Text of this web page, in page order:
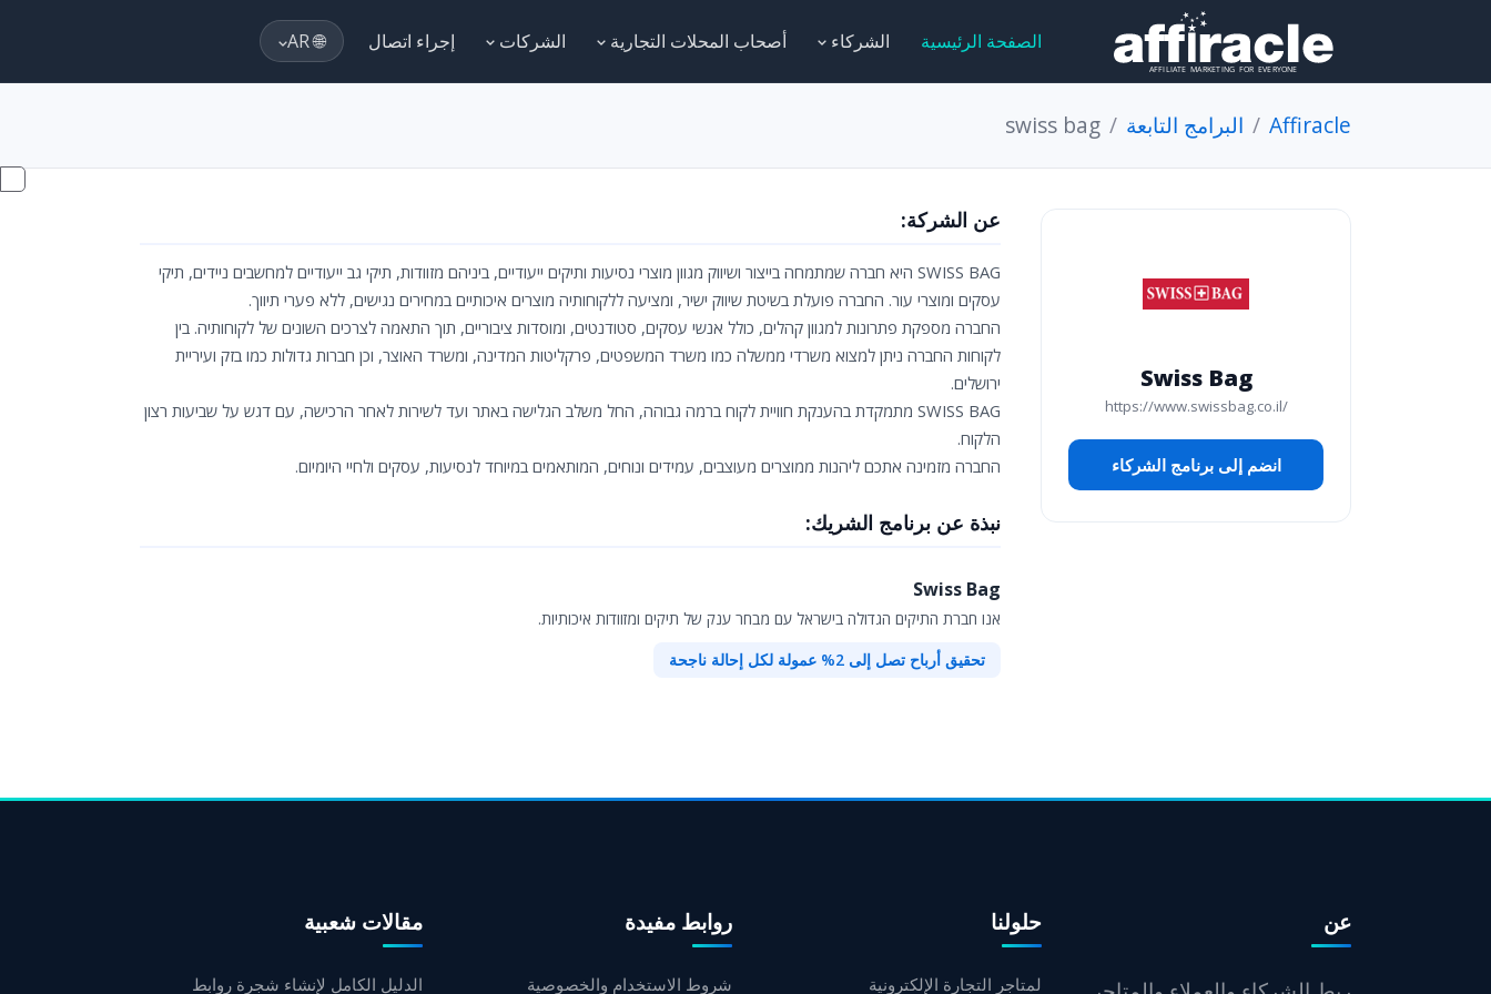
الصفحة الرئيسية الشركاء أصحاب المحلات التجارية الشركات إجراء اتصال 🌐 AR
Affiracle البرامج التابعة swiss bag
Swiss Bag
https://www.swissbag.co.il/
انضم إلى برنامج الشركاء
عن الشركة:
SWISS BAG היא חברה שמתמחה בייצור ושיווק מגוון מוצרי נסיעות ותיקים ייעודיים, ביניהם מזוודות, תיקי גב ייעודיים למחשבים ניידים, תיקי
עסקים ומוצרי עור. החברה פועלת בשיטת שיווק ישיר, ומציעה ללקוחותיה מוצרים איכותיים במחירים נגישים, ללא פערי תיווך.
החברה מספקת פתרונות למגוון קהלים, כולל אנשי עסקים, סטודנטים, ומוסדות ציבוריים, תוך התאמה לצרכים השונים של לקוחותיה. בין
לקוחות החברה ניתן למצוא משרדי ממשלה כמו משרד המשפטים, פרקליטות המדינה, ומשרד האוצר, וכן חברות גדולות כמו בזק ועיריית
ירושלים.
SWISS BAG מתמקדת בהענקת חוויית לקוח ברמה גבוהה, החל משלב הגלישה באתר ועד לשירות לאחר הרכישה, עם דגש על שביעות רצון
הלקוח.
החברה מזמינה אתכם ליהנות ממוצרים מעוצבים, עמידים ונוחים, המותאמים במיוחד לנסיעות, עסקים ולחיי היומיום.
نبذة عن برنامج الشريك:
Swiss Bag
אנו חברת התיקים הגדולה בישראל עם מבחר ענק של תיקים ומזוודות איכותיות.
تحقيق أرباح تصل إلى 2% عمولة لكل إحالة ناجحة
عن حلولنا
لمتاجر التجارة الإلكترونية
روابط مفيدة
شروط الاستخدام والخصوصية
مقالات شعبية
الدليل الكامل لإنشاء شجرة روابط